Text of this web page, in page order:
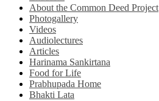
About the Common Deed Project
Photogallery
Videos
Audiolectures
Articles
Harinama Sankirtana
Food for Life
Prabhupada Home
Bhakti Lata